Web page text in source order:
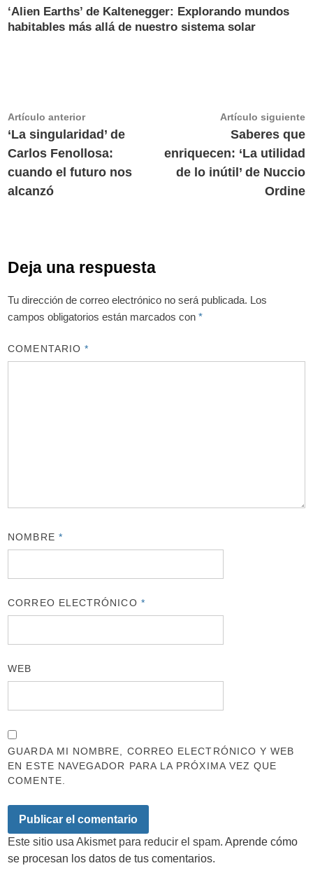
‘Alien Earths’ de Kaltenegger: Explorando mundos
habitables más allá de nuestro sistema solar
Navegación
de
entradas
Artículo anteriorArtículo
anterior:
‘La singularidad’ de
Carlos Fenollosa:
cuando el futuro nos
alcanzó
Artículo siguiente
Saberes que
enriquecen: ‘La utilidad
de lo inútil’ de Nuccio
Ordine
Deja una respuesta
Tu dirección de correo electrónico no será publicada. Los
campos obligatorios están marcados con*
COMENTARIO*
NOMBRE *
CORREO ELECTRÓNICO *
WEB
GUARDA MI NOMBRE, CORREO ELECTRÓNICO Y WEB
EN ESTE NAVEGADOR PARA LA PRÓXIMA VEZ QUE
COMENTE.
Este sitio usa Akismet para reducir el spam.Aprende cómo
se procesan los datos de tus comentarios.